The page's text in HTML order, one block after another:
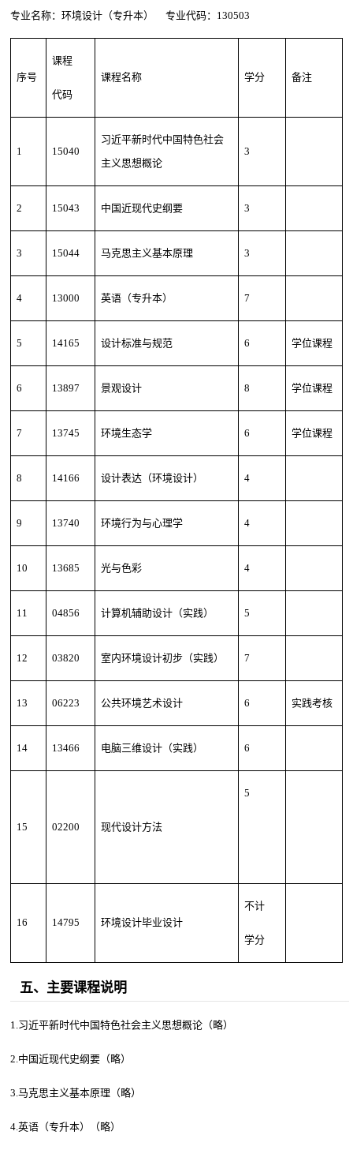
专业名称：环境设计（专升本） 专业代码：130503
序号
课程
代码
课程名称 学分 备注
1 15040
习近平新时代中国特色社会
主义思想概论
3
2 15043 中国近现代史纲要 3
3 15044 马克思主义基本原理 3
4 13000 英语（专升本） 7
5 14165 设计标准与规范 6 学位课程
6 13897 景观设计 8 学位课程
7 13745 环境生态学 6 学位课程
8 14166 设计表达（环境设计） 4
9 13740 环境行为与心理学 4
10 13685 光与色彩 4
11 04856 计算机辅助设计（实践） 5
12 03820 室内环境设计初步（实践） 7
13 06223 公共环境艺术设计 6 实践考核
14 13466 电脑三维设计（实践） 6
15 02200 现代设计方法
5
16 14795 环境设计毕业设计
不计
学分
五、主要课程说明
1.习近平新时代中国特色社会主义思想概论（略）
2.中国近现代史纲要（略）
3.马克思主义基本原理（略）
4.英语（专升本）（略）